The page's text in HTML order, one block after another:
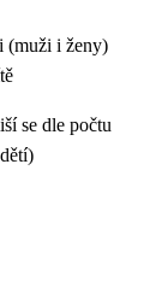
(muži i ženy)
se dle počtu